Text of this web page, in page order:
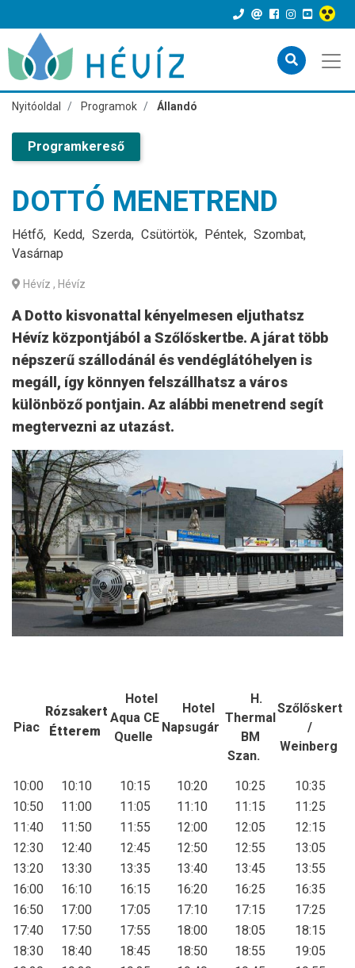
Nyitóoldal Programok Állandó
Programkereső
DOTTÓ MENETREND
Hétfő Kedd Szerda Csütörtök Péntek
Szombat
Vasárnap
Hévíz , Hévíz
A Dotto kisvonattal kényelmesen eljuthatsz
Hévíz központjából a Szőlőskertbe. A járat több
népszerű szállodánál és vendéglátóhelyen is
megáll, így könnyen felszállhatsz a város
különböző pontjain. Az alábbi menetrend segít
megtervezni az utazást.
Piac
Rózsakert
Étterem
Hotel
Aqua CE
Quelle
Hotel
Napsugár
H.
Thermal
BM
Szan.
Szőlőskert
/
Weinberg
10:00 10:10 10:15 10:20 10:25
10:35
10:50
11:00 11:05 11:10 11:15
11:25
11:40
11:50 11:55 12:00 12:05
12:15
12:30
12:40 12:45 12:50 12:55
13:05
13:20
13:30 13:35 13:40 13:45
13:55
16:00
16:10 16:15 16:20 16:25
16:35
16:50
17:00 17:05 17:10 17:15
17:25
17:40
17:50 17:55 18:00 18:05
18:15
18:30
18:40 18:45 18:50 18:55
19:05